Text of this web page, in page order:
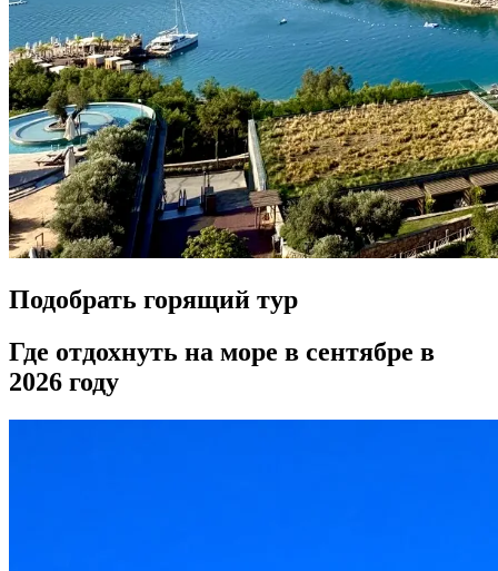
Подобрать горящий тур
Где отдохнуть на море в сентябре в
2026 году